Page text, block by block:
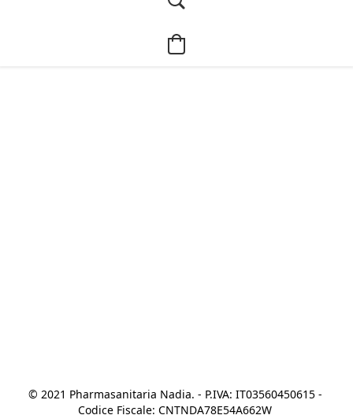
© 2021 Pharmasanitaria Nadia. - P.IVA: IT03560450615 -
Codice Fiscale: CNTNDA78E54A662W